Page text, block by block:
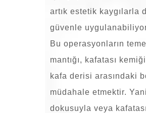
artık estetik kaygılarla
güvenle
Bu operasyonların temel
mantığı, kafatası
kafa derisi arasındaki
müdahale etmektir.
dokusuyla veya